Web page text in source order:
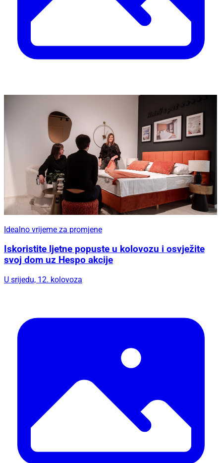
Idealno vrijeme za promjene
Iskoristite ljetne popuste u kolovozu i osvježite
svoj dom uz Hespo akcije
U srijedu, 12. kolovoza